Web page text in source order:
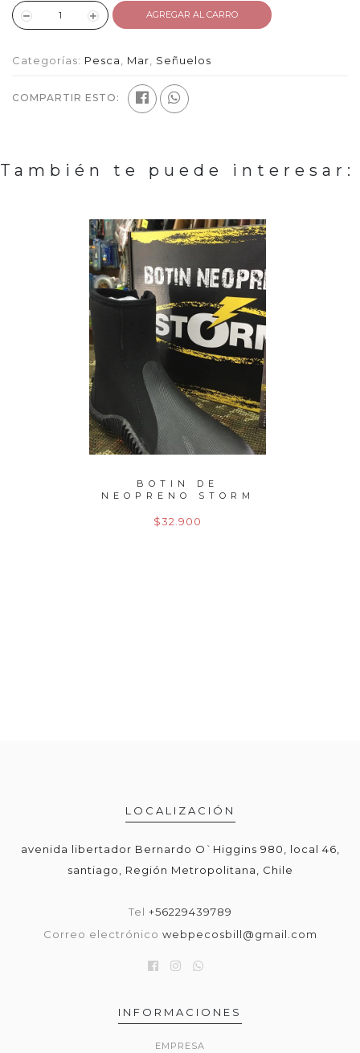
AGREGAR AL CARRO
Categorías: Pesca Mar Señuelos
COMPARTIR ESTO:
También te puede interesar:
BOTIN DE
NEOPRENO STORM
$32.900
LOCALIZACIÓN
avenida libertador Bernardo O`Higgins 980, local 46,
santiago, Región Metropolitana, Chile
Tel +56229439789
Correo electrónico webpecosbill@gmail.com
INFORMACIONES
EMPRESA